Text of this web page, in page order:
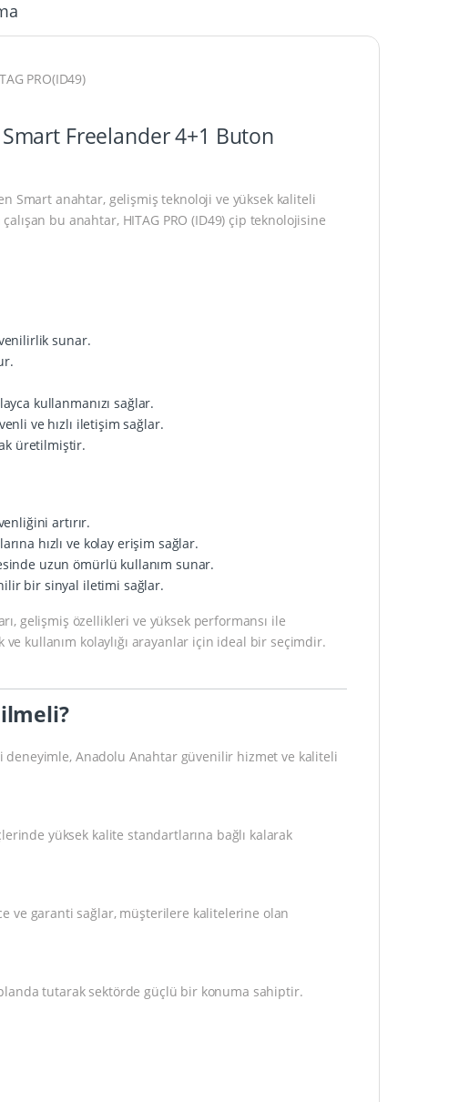
PRO(ID49)
Freelander 4+1 Buton
Smart anahtar, gelişmiş teknoloji ve yüksek kaliteli
bu anahtar, HITAG PRO (ID49) çip teknolojisine
sunar.
kullanmanızı sağlar.
ve hızlı iletişim sağlar.
üretilmiştir.
artırır.
hızlı ve kolay erişim sağlar.
uzun ömürlü kullanım sunar.
bir sinyal iletimi sağlar.
gelişmiş özellikleri ve yüksek performansı ile
ve kullanım kolaylığı arayanlar için ideal bir seçimdir.
deneyimle, Anadolu Anahtar güvenilir hizmet ve kaliteli
yüksek kalite standartlarına bağlı kalarak
ve garanti sağlar, müşterilere kalitelerine olan
tutarak sektörde güçlü bir konuma sahiptir.